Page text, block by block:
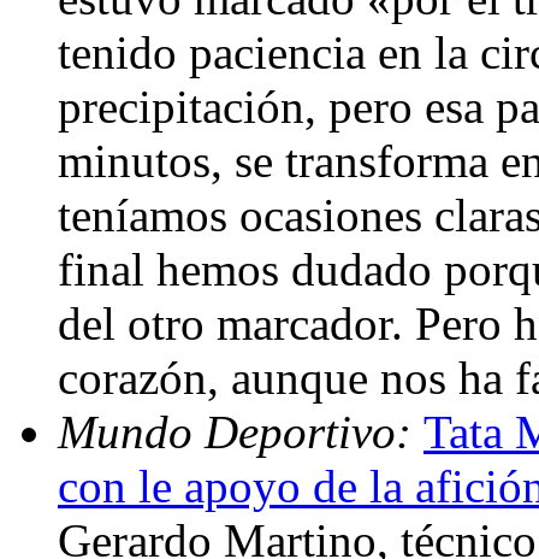
tenido paciencia en la
precipitación, pero esa
minutos, se transforma
teníamos ocasiones
final hemos dudado
del otro marcador. Pero
corazón, aunque nos
Mundo Deportivo: Tata
con le apoyo de la
Gerardo Martino,